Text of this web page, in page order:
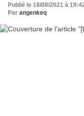
Publié le 18/08/2021 à
Par angenkeq